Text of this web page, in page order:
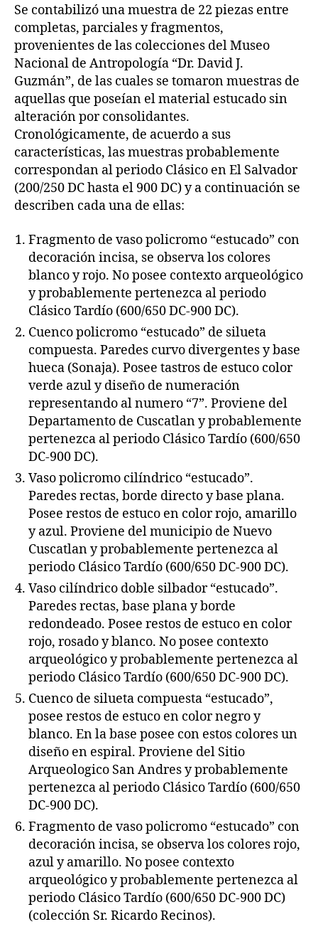
Se contabilizó una muestra de 22 piezas entre
completas, parciales y fragmentos,
provenientes de las colecciones del Museo
Nacional de Antropología “Dr. David J.
Guzmán”, de las cuales se tomaron muestras de
aquellas que poseían el material estucado sin
alteración por consolidantes.
Cronológicamente, de acuerdo a sus
características, las muestras probablemente
correspondan al periodo Clásico en El Salvador
(200/250 DC hasta el 900 DC) y a continuación se
describen cada una de ellas:
Fragmento de vaso policromo “estucado” con
decoración incisa, se observa los colores
blanco y rojo. No posee contexto arqueológico
y probablemente pertenezca al periodo
Clásico Tardío (600/650 DC-900 DC).
Cuenco policromo “estucado” de silueta
compuesta. Paredes curvo divergentes y base
hueca (Sonaja). Posee tastros de estuco color
verde azul y diseño de numeración
representando al numero “7”. Proviene del
Departamento de Cuscatlan y probablemente
pertenezca al periodo Clásico Tardío (600/650
DC-900 DC).
Vaso policromo cilíndrico “estucado”.
Paredes rectas, borde directo y base plana.
Posee restos de estuco en color rojo, amarillo
y azul. Proviene del municipio de Nuevo
Cuscatlan y probablemente pertenezca al
periodo Clásico Tardío (600/650 DC-900 DC).
Vaso cilíndrico doble silbador “estucado”.
Paredes rectas, base plana y borde
redondeado. Posee restos de estuco en color
rojo, rosado y blanco. No posee contexto
arqueológico y probablemente pertenezca al
periodo Clásico Tardío (600/650 DC-900 DC).
Cuenco de silueta compuesta “estucado”,
posee restos de estuco en color negro y
blanco. En la base posee con estos colores un
diseño en espiral. Proviene del Sitio
Arqueologico San Andres y probablemente
pertenezca al periodo Clásico Tardío (600/650
DC-900 DC).
Fragmento de vaso policromo “estucado” con
decoración incisa, se observa los colores rojo,
azul y amarillo. No posee contexto
arqueológico y probablemente pertenezca al
periodo Clásico Tardío (600/650 DC-900 DC)
(colección Sr. Ricardo Recinos).